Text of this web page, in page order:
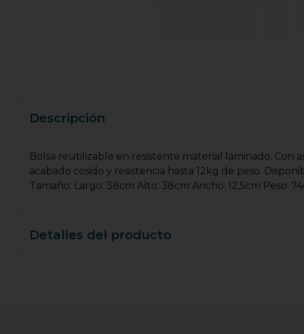
Descripción
Bolsa reutilizable en resistente material laminado. Con
acabado cosido y resistencia hasta 12kg de peso.
Tamaño: Largo: 38cm Alto: 38cm Ancho: 12,5cm Peso:
Detalles del producto